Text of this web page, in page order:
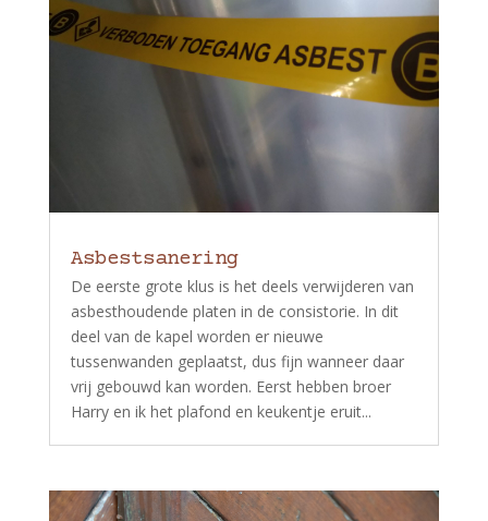
Asbestsanering
De eerste grote klus is het deels verwijderen van
asbesthoudende platen in de consistorie. In dit
deel van de kapel worden er nieuwe
tussenwanden geplaatst, dus fijn wanneer daar
vrij gebouwd kan worden. Eerst hebben broer
Harry en ik het plafond en keukentje eruit...